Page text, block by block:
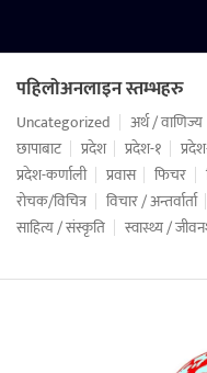
पहिलोअनलाइन स्तम्भहरु
Uncategorized अर्थ / वाणिज्य
छापाबाट
प्रदेश प्रदेश-१
प्रदेश-कर्णाली
प्रवास फिचर
रोचक/विचित्र
विचार / अन्तर्वार्ता
साहित्य / संस्कृति
स्वास्थ्य /